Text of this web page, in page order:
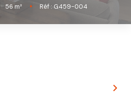
ESTIMATION
56 m² • Réf : G459-004